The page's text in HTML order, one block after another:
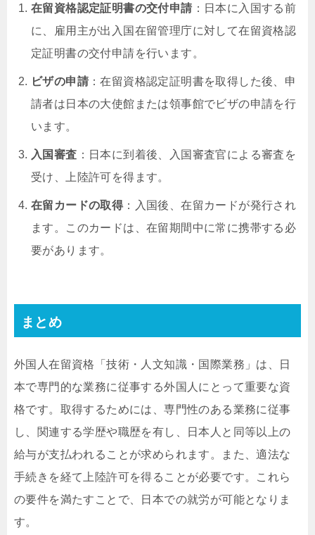
在留資格認定証明書の交付申請 ：日本に入国する前
に、雇用主が出入国在留管理庁に対して在留資格認
定証明書の交付申請を行います。
ビザの申請 ：在留資格認定証明書を取得した後、申
請者は日本の大使館または領事館でビザの申請を行
います。
入国審査 ：日本に到着後、入国審査官による審査を
受け、上陸許可を得ます。
在留カードの取得：入国後、在留カードが発行され
ます。このカードは、在留期間中に常に携帯する必
要があります。
まとめ
外国人在留資格「技術・人文知識・国際業務」は、日
本で専門的な業務に従事する外国人にとって重要な資
格です。取得するためには、専門性のある業務に従事
し、関連する学歴や職歴を有し、日本人と同等以上の
給与が支払われることが求められます。また、適法な
手続きを経て上陸許可を得ることが必要です。これら
の要件を満たすことで、日本での就労が可能となりま
す。